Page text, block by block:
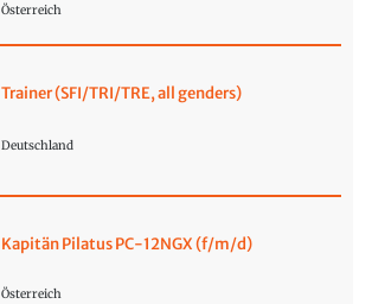
Österreich
Trainer (SFI/TRI/TRE, all genders)
Deutschland
Kapitän Pilatus PC-12NGX (f/m/d)
Österreich